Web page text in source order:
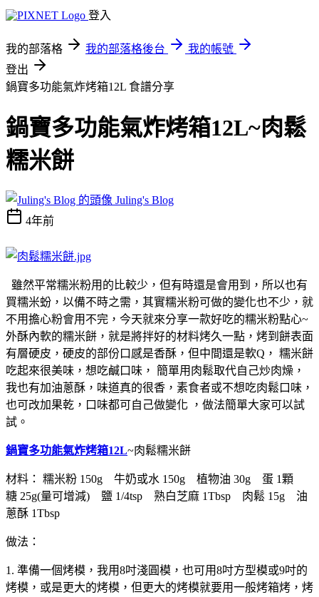
登入
我的部落格 我的部落格後台
我的帳號
登出
鍋寶多功能氣炸烤箱12L 食譜分享
鍋寶多功能氣炸烤箱12L~肉鬆
糯米餅
Juling's Blog
4年前
雖然平常糯米粉用的比較少，但有時還是會用到，所以也有
買糯米蚡，以備不時之需，其實糯米粉可做的變化也不少，就
不用擔心粉會用不完，今天就來分享一款好吃的糯米粉點心~
外酥內軟的糯米餅，就是將拌好的材料烤久一點，烤到餅表面
有層硬皮，硬皮的部份口感是香酥，但中間還是軟Q， 糯米餅
吃起來很美味，想吃鹹口味， 簡單用肉鬆取代自己炒肉燥，
我也有加油蔥酥，味道真的很香，素食者或不想吃肉鬆口味，
也可改加果乾，口味都可自己做變化 ，做法簡單大家可以試
試。
鍋寶多功能氣炸烤箱12L~肉鬆糯米餅
材料： 糯米粉 150g 牛奶或水 150g 植物油 30g 蛋 1顆
糖 25g(量可增減) 鹽 1/4tsp 熟白芝麻 1Tbsp 肉鬆 15g 油
蔥酥 1Tbsp
做法：
1. 準備一個烤模，我用8吋淺圓模，也可用8吋方型模或9吋的
烤模，或是更大的烤模，但更大的烤模就要用一般烤箱烤，烤